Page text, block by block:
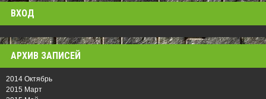
ВХОД
АРХИВ ЗАПИСЕЙ
2014 Октябрь
2015 Март